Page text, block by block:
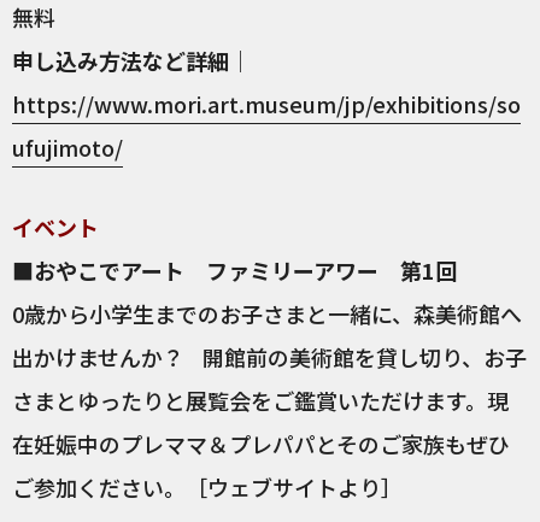
無料
申し込み方法など詳細 ｜
https://www.mori.art.museum/jp/exhibitions/so
ufujimoto/
イベント
■おやこでアート ファミリーアワー 第1回
0歳から小学生までのお子さまと一緒に、森美術館へ
出かけませんか？ 開館前の美術館を貸し切り、お子
さまとゆったりと展覧会をご鑑賞いただけます。現
在妊娠中のプレママ＆プレパパとそのご家族もぜひ
ご参加ください。［ウェブサイトより］